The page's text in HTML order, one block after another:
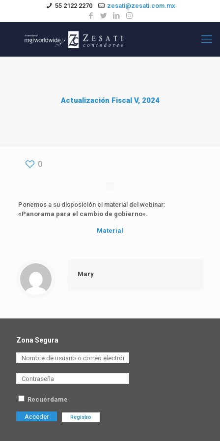
55 2122 2270 zesati@zesati.com.mx
Actualización Fiscal V, 2024
0
Ponemos a su disposición el material del webinar:
«Panorama para el cambio de gobierno».
Material
Mary
Zona Segura
Recuérdame
Registro